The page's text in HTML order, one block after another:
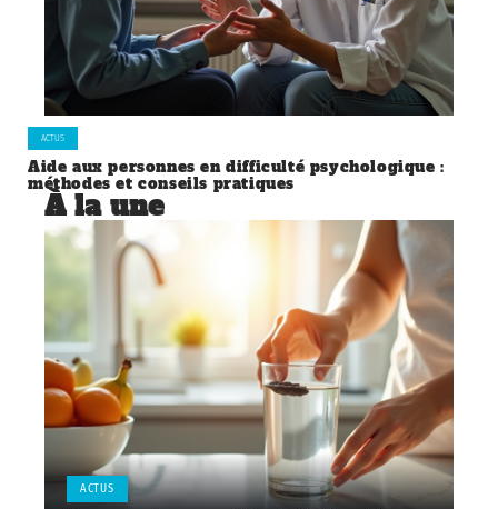
ACTUS
Aide aux personnes en difficulté psychologique :
méthodes et conseils pratiques
À la une
ACTUS